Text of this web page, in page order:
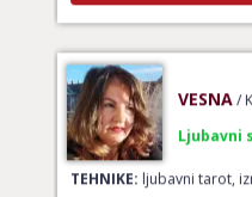
TEHNIKE:ljubavni tarot,